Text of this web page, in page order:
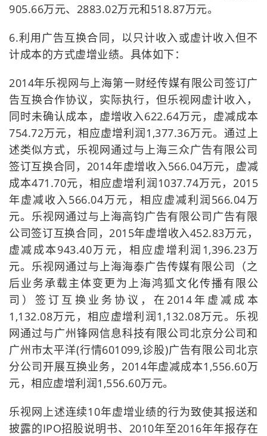
905.66万元、2883.02万元和518.87万元。
6.利用广告互换合同，以只计收入或虚计收入但不
计成本的方式虚增业绩。具体如下：
2014年乐视网与上海第一财经传媒有限公司签订广
告互换合作协议，实际执行，但乐视网虚计收入，
同时未确认成本，虚增收入622.64万元，虚减成本
754.72万元，相应虚增利润1,377.36万元。通过上
述类似方式，乐视网通过与上海三众广告有限公司
签订互换合同，2014年虚增收入566.04万元，虚减
成本471.70元，相应虚增利润1037.74万元，2015
年虚减收入566.04万元，相应虚减利润566.04万
元。乐视网通过与上海高钧广告有限公司广告有限
公司签订互换合同，2015年虚增收入452.83万元，
虚减成本943.40万元，相应虚增利润1,396.23万
元。乐视网通过与上海海泰广告传媒有限公司（之
后业务承载主体变更为上海鸿狐文化传播有限公
司）签订互换业务协议，在2014年虚减成本
1,132.08万元，相应虚增利润1,132.08万元。乐视
网通过与广州锋网信息科技有限公司北京分公司和
广州市太平洋(行情601099,诊股)广告有限公司北京
分公司开展互换业务，2014年虚减成本1,556.60万
元，相应虚增利润1,556.60万元。
乐视网上述连续10年虚增业绩的行为致使其报送和
披露的IPO招股说明书、2010年至2016年年报存在